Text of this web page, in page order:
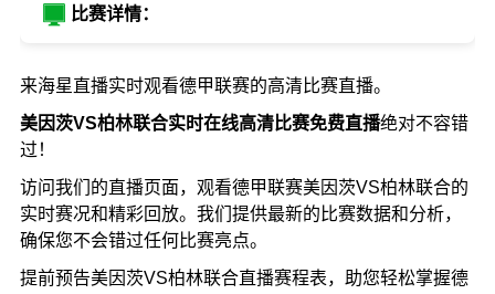
比赛详情：
来海星直播实时观看德甲联赛的高清比赛直播。
美因茨VS柏林联合实时在线高清比赛免费直播绝对不容错
过！
访问我们的直播页面，观看德甲联赛美因茨VS柏林联合的
实时赛况和精彩回放。我们提供最新的比赛数据和分析，
确保您不会错过任何比赛亮点。
提前预告美因茨VS柏林联合直播赛程表，助您轻松掌握德